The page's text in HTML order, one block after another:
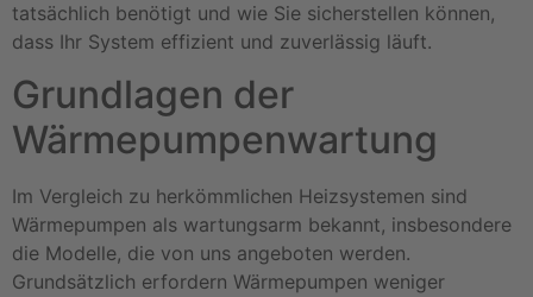
tatsächlich benötigt und wie Sie sicherstellen können,
dass Ihr System effizient und zuverlässig läuft.
Grundlagen der
Wärmepumpenwartung
Im Vergleich zu herkömmlichen Heizsystemen sind
Wärmepumpen als wartungsarm bekannt, insbesondere
die Modelle, die von uns angeboten werden.
Grundsätzlich erfordern Wärmepumpen weniger